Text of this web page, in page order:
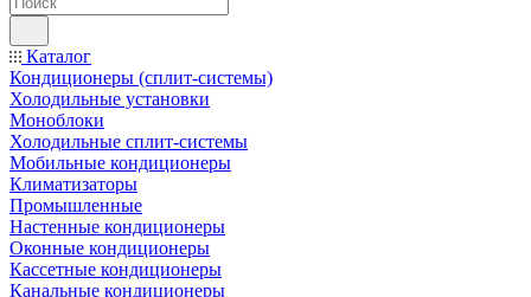
Каталог
Кондиционеры (сплит-системы)
Холодильные установки
Моноблоки
Холодильные сплит-системы
Мобильные кондиционеры
Климатизаторы
Промышленные
Настенные кондиционеры
Оконные кондиционеры
Кассетные кондиционеры
Канальные кондиционеры